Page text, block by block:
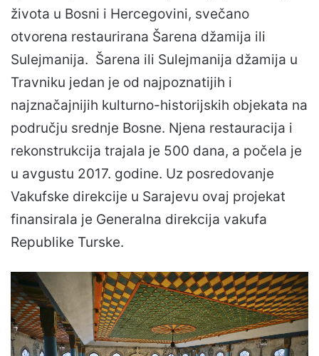
života u Bosni i Hercegovini, svečano
otvorena restaurirana Šarena džamija ili
Sulejmanija. Šarena ili Sulejmanija džamija u
Travniku jedan je od najpoznatijih i
najznačajnijih kulturno-historijskih objekata na
području srednje Bosne. Njena restauracija i
rekonstrukcija trajala je 500 dana, a počela je
u avgustu 2017. godine. Uz posredovanje
Vakufske direkcije u Sarajevu ovaj projekat
finansirala je Generalna direkcija vakufa
Republike Turske.